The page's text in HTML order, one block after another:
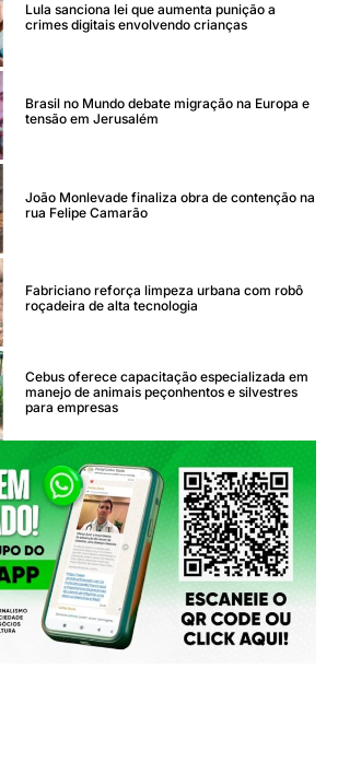
Lula sanciona lei que aumenta punição a
crimes digitais envolvendo crianças
Brasil no Mundo debate migração na Europa e
tensão em Jerusalém
João Monlevade finaliza obra de contenção na
rua Felipe Camarão
Fabriciano reforça limpeza urbana com robô
roçadeira de alta tecnologia
Cebus oferece capacitação especializada em
manejo de animais peçonhentos e silvestres
para empresas